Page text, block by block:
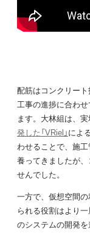
配筋はコンクリー
工事の進捗に合わ
ます。大林組は、実
発した「VRiel」によ
わせることで、施
養ってきましたが
せんでした。
一方で、仮想空間
られる役割はより
のシステムの開発を